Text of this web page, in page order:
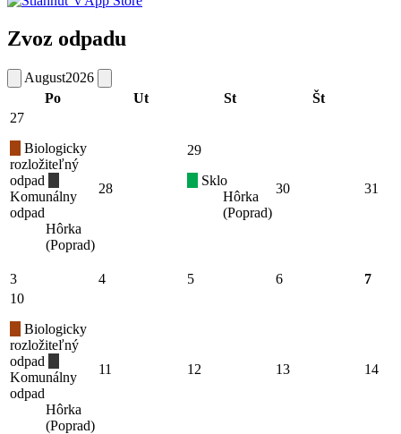
Zvoz odpadu
August2026
Po
Ut St Št
27
Biologicky
rozložiteľný
odpad
Komunálny
odpad
Hôrka
(Poprad)
28
29
Sklo
Hôrka
(Poprad)
30 31
3 4 5 6
7
10
Biologicky
rozložiteľný
odpad
Komunálny
odpad
Hôrka
(Poprad)
11 12 13 14